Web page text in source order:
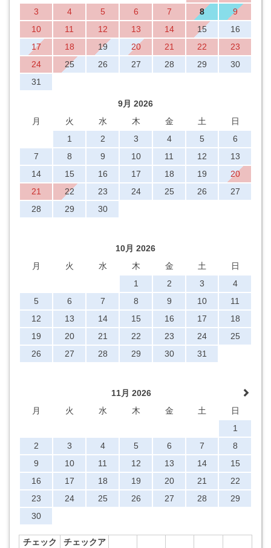
3 4 5 6 7 8
9
10
11 12 13 14 15
16
17
18 19 20 21 22
23
24
25 26 27 28 29
30
31
9月 2026
月
火 水 木 金 土
日
1
2 3 4 5
6
7
8 9 10 11 12
13
14
15 16 17 18 19
20
21
22 23 24 25 26
27
28
29 30
10月 2026
月
火 水 木 金 土
日
1
2 3
4
5
6 7 8 9 10
11
12
13 14 15 16 17
18
19
20 21 22 23 24
25
26
27 28 29 30 31
11月 2026
月
火 水 木 金 土
日
1
2
3 4 5 6 7
8
9
10 11 12 13 14
15
16
17 18 19 20 21
22
23
24 25 26 27 28
29
30
チェック
チェックア